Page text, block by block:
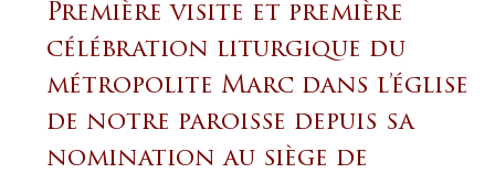
Première visite et première
célébration liturgique du
métropolite Marc dans l’église
de notre paroisse depuis sa
nomination au siège de